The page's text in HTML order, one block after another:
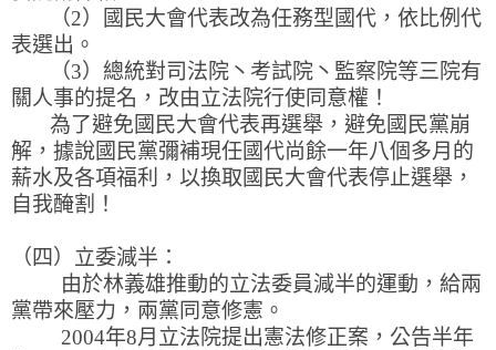
（2）國民大會代表改為任務型國代，依比例代
表選出。
（3）總統對司法院丶考試院丶監察院等三院有
關人事的提名，改由立法院行使同意權！
為了避免國民大會代表再選舉，避免國民黨崩
解，據說國民黨彌補現任國代尚餘一年八個多月的
薪水及各項福利，以換取國民大會代表停止選舉，
自我醃割！
（四）立委減半：
由於林義雄推動的立法委員減半的運動，給兩
黨帶來壓力，兩黨同意修憲。
2004年8月立法院提出憲法修正案，公告半年